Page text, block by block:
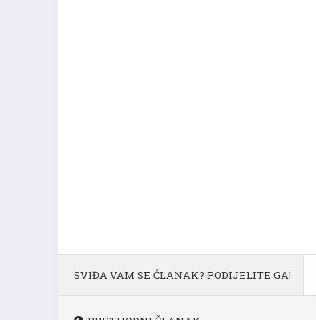
SVIĐA VAM SE ČLANAK? PODIJELITE GA!
PRETHODNI ČLANAK